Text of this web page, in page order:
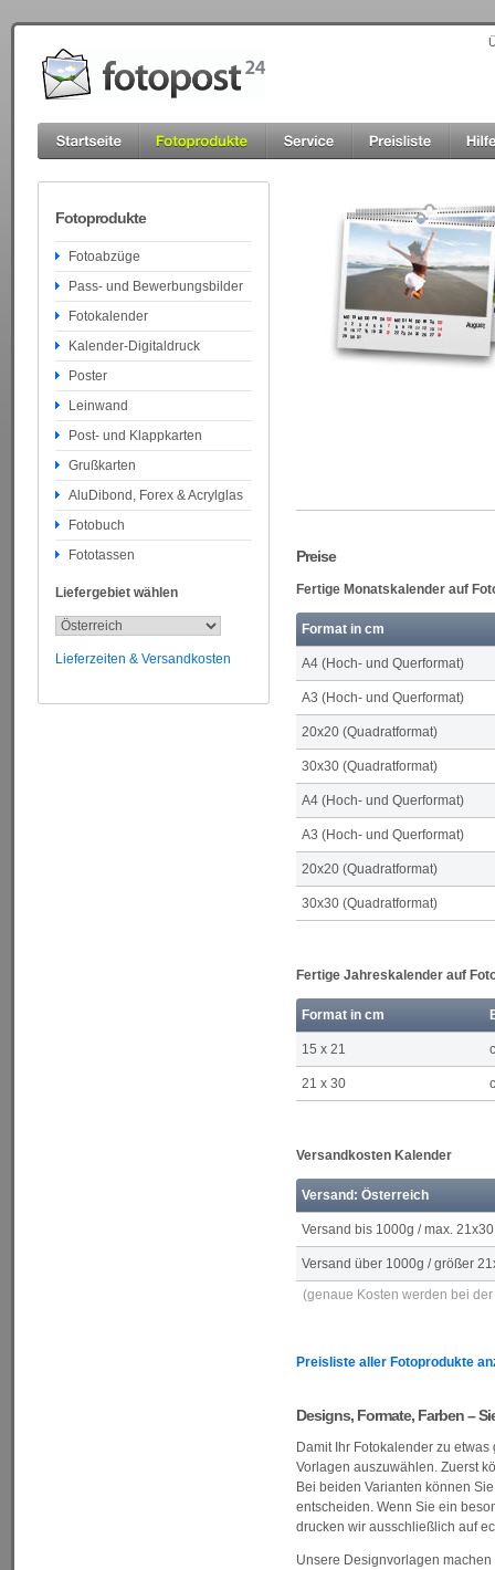
Fotoprodukte
Fotoabzüge
Pass- und Bewerbungsbilder
Fotokalender
Kalender-Digitaldruck
Poster
Leinwand
Post- und Klappkarten
Grußkarten
AluDibond, Forex & Acrylglas
Fotobuch
Fototassen
Liefergebiet wählen
Lieferzeiten & Versandkosten
Preise
Fertige Monatskalender auf
Format in cm
A4 (Hoch- und Querformat)
A3 (Hoch- und Querformat)
20x20 (Quadratformat)
30x30 (Quadratformat)
A4 (Hoch- und Querformat)
A3 (Hoch- und Querformat)
20x20 (Quadratformat)
30x30 (Quadratformat)
Fertige Jahreskalender auf
Format in cm
15 x 21
21 x 30
Versandkosten Kalender
Versand: Österreich
Versand bis 1000g / max. 21x30
Versand über 1000g / größer
(genaue Kosten werden bei
Preisliste aller Fotoprodukte
Designs, Formate, Farben –
Damit Ihr Fotokalender zu
Vorlagen auszuwählen. Zuerst
Bei beiden Varianten können
entscheiden. Wenn Sie ein
drucken wir ausschließlich auf
Unsere Designvorlagen